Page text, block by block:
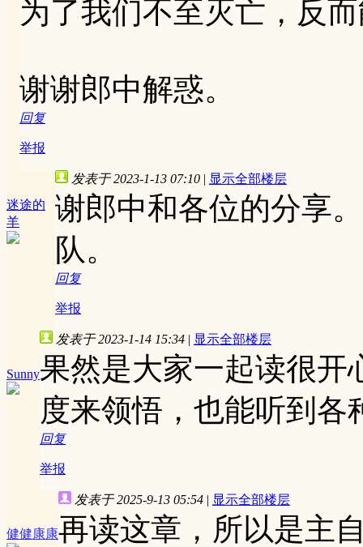
为了我们不至灭亡，反
谢谢郎中解惑。
回复
举报
迷途的
羊
发表于 2023-1-13 07:10 | 显示全部楼层
谢郎中和各位的分享
队。
回复
举报
Sunny
发表于 2023-1-14 15:34 | 显示全部楼层
果然是大家一起读很开
度来领悟，也能听到各
回复
举报
健健康康
发表于 2025-9-13 05:54 | 显示全部楼层
再读这章，所以是主